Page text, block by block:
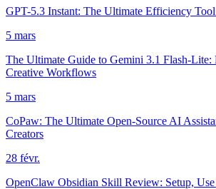
GPT-5.3 Instant: The Ultimate Efficiency
5 mars
The Ultimate Guide to Gemini 3.1 Flash-
Creative Workflows
5 mars
CoPaw: The Ultimate Open-Source AI
Creators
28 févr.
OpenClaw Obsidian Skill Review: Setup,